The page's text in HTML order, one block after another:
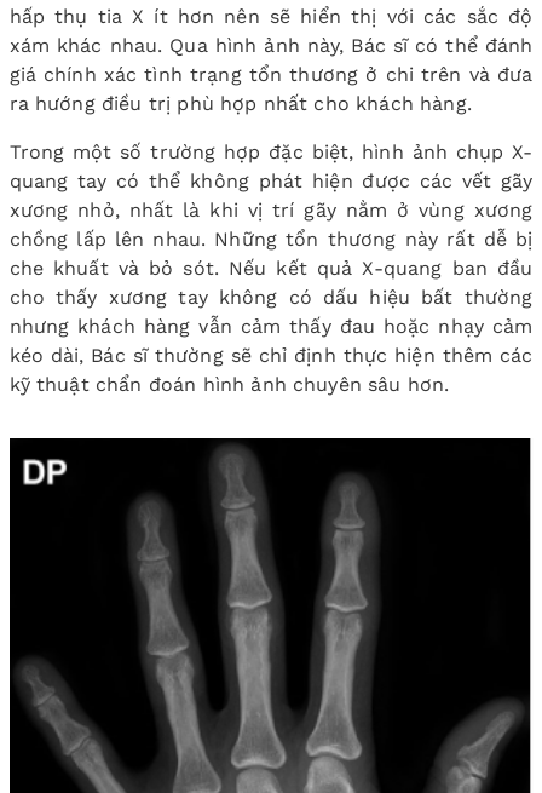
hấp thụ tia X ít hơn nên sẽ hiển thị với các sắc độ
xám khác nhau. Qua hình ảnh này, Bác sĩ có thể đánh
giá chính xác tình trạng tổn thương ở chi trên và đưa
ra hướng điều trị phù hợp nhất cho khách hàng.
Trong một số trường hợp đặc biệt, hình ảnh chụp X-
quang tay có thể không phát hiện được các vết gãy
xương nhỏ, nhất là khi vị trí gãy nằm ở vùng xương
chồng lấp lên nhau. Những tổn thương này rất dễ bị
che khuất và bỏ sót. Nếu kết quả X-quang ban đầu
cho thấy xương tay không có dấu hiệu bất thường
nhưng khách hàng vẫn cảm thấy đau hoặc nhạy cảm
kéo dài, Bác sĩ thường sẽ chỉ định thực hiện thêm các
kỹ thuật chẩn đoán hình ảnh chuyên sâu hơn.